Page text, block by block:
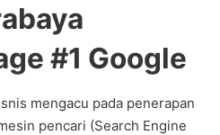
#1 Google
mengacu pada penerapan
pencari (Search Engine